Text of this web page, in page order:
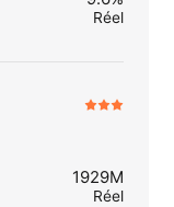
Réel
1929M
Réel